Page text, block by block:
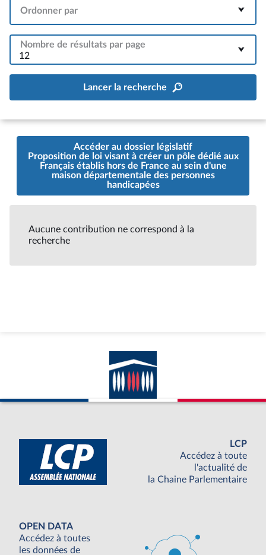
Ordonner par
Nombre de résultats par page
12
Lancer la recherche
Accéder au dossier législatif
Proposition de loi visant à créer un pôle dédié aux
Français établis hors de France au sein d'une
maison départementale des personnes
handicapées
Aucune contribution ne correspond à la
recherche
LCP
Accédez à toute
l'actualité de
la Chaine Parlementaire
OPEN DATA
Accédez à toutes
les données de